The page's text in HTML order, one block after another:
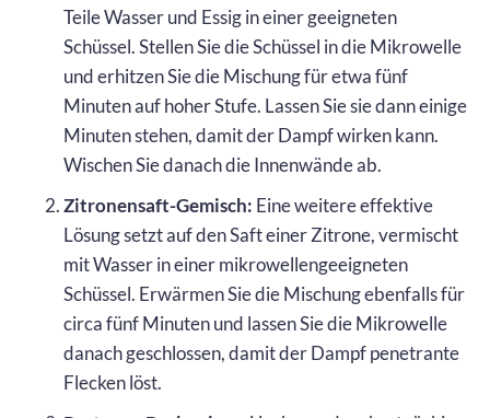
Teile Wasser und Essig in einer geeigneten
Schüssel. Stellen Sie die Schüssel in die Mikrowelle
und erhitzen Sie die Mischung für etwa fünf
Minuten auf hoher Stufe. Lassen Sie sie dann einige
Minuten stehen, damit der Dampf wirken kann.
Wischen Sie danach die Innenwände ab.
Zitronensaft-Gemisch: Eine weitere effektive
Lösung setzt auf den Saft einer Zitrone, vermischt
mit Wasser in einer mikrowellengeeigneten
Schüssel. Erwärmen Sie die Mischung ebenfalls für
circa fünf Minuten und lassen Sie die Mikrowelle
danach geschlossen, damit der Dampf penetrante
Flecken löst.